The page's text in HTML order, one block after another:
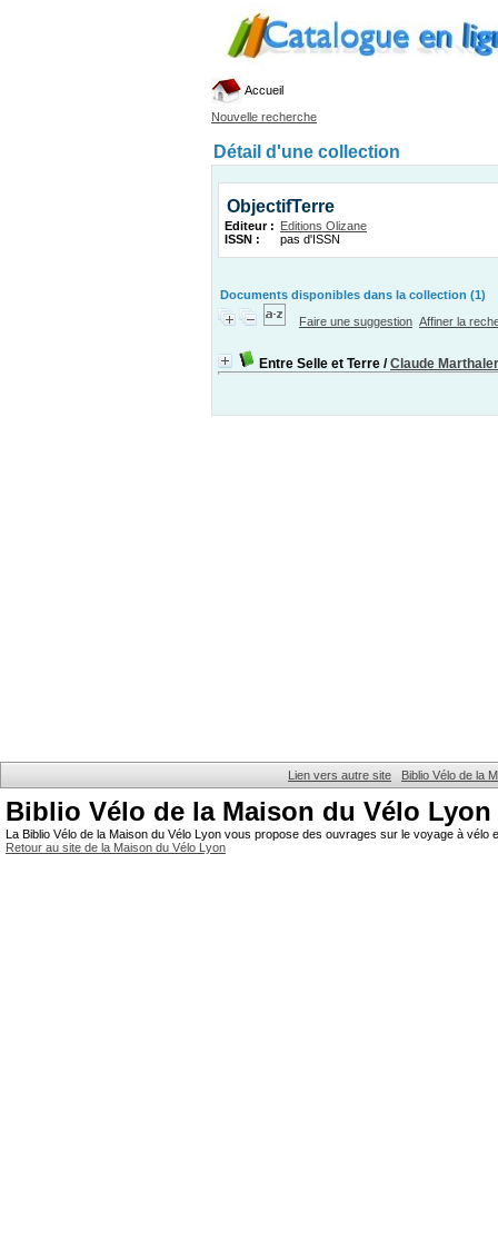
Accueil
Nouvelle recherche
Détail d'une collection
ObjectifTerre
Editeur : Editions Olizane
ISSN :
pas d'ISSN
Documents disponibles dans la collection (1)
Faire une suggestion Affiner la
Entre Selle et Terre /Claude Marthaler
Lien vers autre site Biblio Vélo de la
Biblio Vélo de la Maison du Vélo Lyon
La Biblio Vélo de la Maison du Vélo Lyon vous propose des ouvrages sur le voyage à
Retour au site de la Maison du Vélo Lyon